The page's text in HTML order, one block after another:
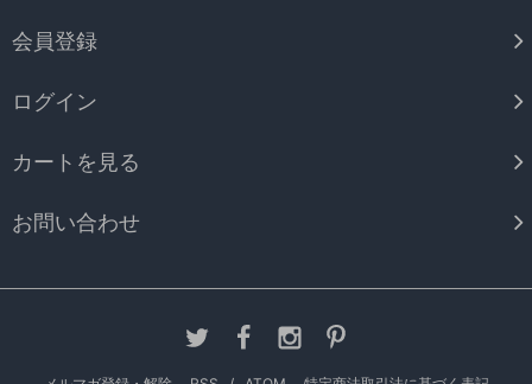
会員登録
ログイン
カートを見る
お問い合わせ